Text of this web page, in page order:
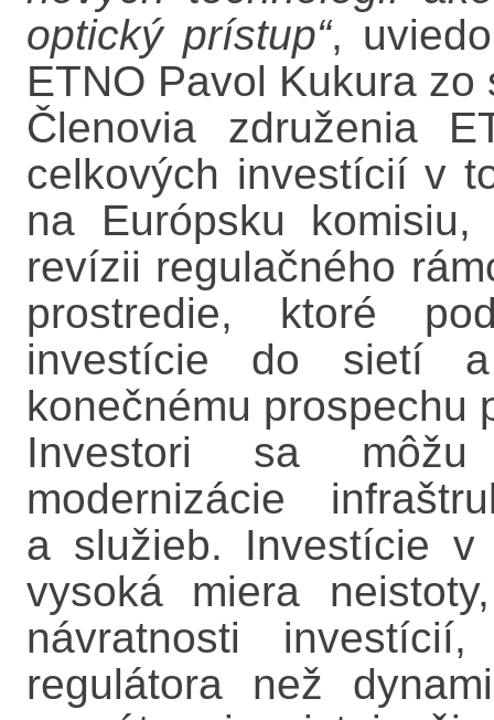
optický prístup“,
ETNO Pavol Kukura
Členovia združenia
celkových investícií v
na Európsku
revízii regulačného
prostredie, ktoré
investície do sietí
konečnému prospechu
Investori sa
modernizácie
a služieb. Investície v
vysoká miera
návratnosti
regulátora než